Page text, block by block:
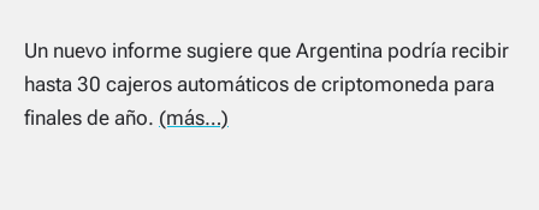
Un nuevo informe sugiere que Argentina podría recibir
hasta 30 cajeros automáticos de criptomoneda para
finales de año. (más…)